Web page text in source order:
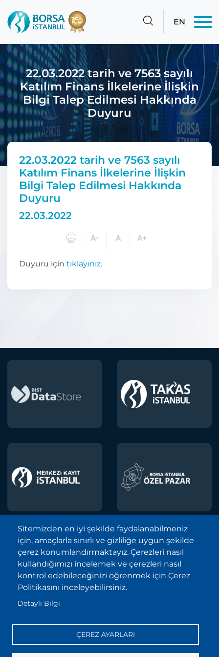
EN
22.03.2022 tarih ve 7563 sayılı
Katılım Finans İlkelerine İlişkin
Bilgi Talep Edilmesi Hakkında
Duyuru
22.03.2022 tarih ve 7563 sayılı
Katılım Finans İlkelerine İlişkin
Bilgi Talep Edilmesi Hakkında
Duyuru
22.03.2022
Duyuru için tıklayınız.
Borsa İstanbul A.Ş. © 2013-2025
Tüm Hakları Saklıdır.
Telif Hakkı ve Çekince İhbarı Bildirimi
Site Haritası
Kişisel Verilerin Korunması (KVKK)
Sıkça Sorulan Sorular
İletişim
Sitemizden en iyi şekilde faydalanabilmeniz
için, amaçlarla sınırlı ve gizliliğe uygun şekilde
çerez konumlandırmaktayız. Çerezleri nasıl
kullandığımızı incelemek ve çerezleri nasıl
kontrol edebileceğinizi öğrenmek için Çerez
Politikasını inceleyebilirsiniz.
Detaylı Bilgi
ÇEREZ AYARLARI